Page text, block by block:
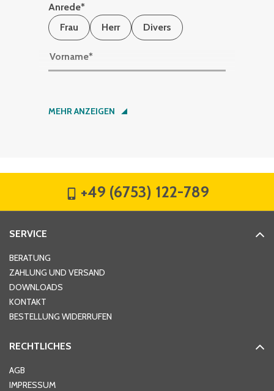
Anrede*
Frau
Herr Divers
Vorname*
Nachname*
Hausnummer
Ort*
MEHR ANZEIGEN
+49 (6753) 122-789
SERVICE
BERATUNG
ZAHLUNG UND VERSAND
DOWNLOADS
KONTAKT
BESTELLUNG WIDERRUFEN
RECHTLICHES
AGB
IMPRESSUM